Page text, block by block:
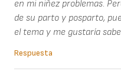
en mi niñez problemas.
de su parto y posparto,
el tema y me gustaría
Respuesta